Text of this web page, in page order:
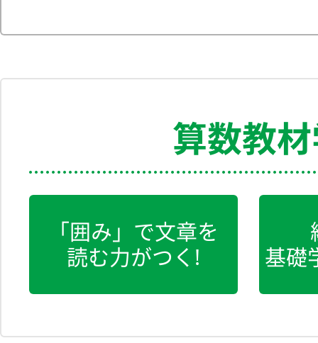
算数教
「囲み」で文章を
読む力がつく!
基礎